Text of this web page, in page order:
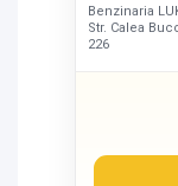
Benzinaria
Str. Calea
226